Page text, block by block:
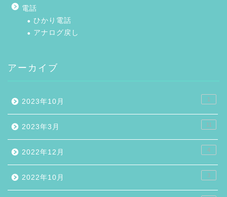
電話
ひかり電話
アナログ戻し
アーカイブ
2023年10月 1
2023年3月 11
2022年12月 4
2022年10月 3